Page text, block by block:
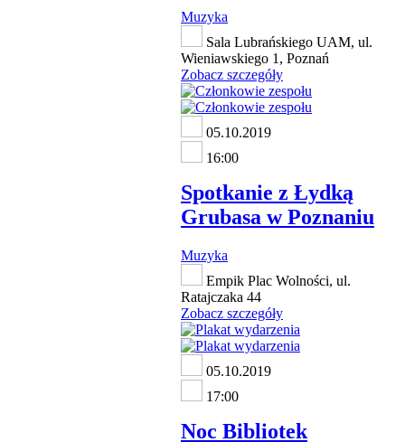
Muzyka
Sala Lubrańskiego UAM, ul.
Wieniawskiego 1, Poznań
Zobacz szczegóły
05.10.2019
16:00
Spotkanie z Łydką
Grubasa w Poznaniu
Muzyka
Empik Plac Wolności, ul.
Ratajczaka 44
Zobacz szczegóły
05.10.2019
17:00
Noc Bibliotek